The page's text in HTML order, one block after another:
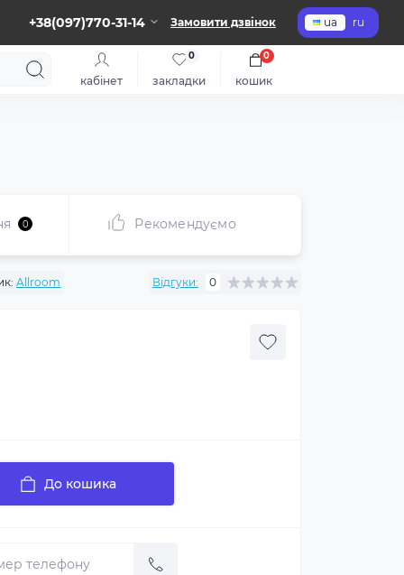
+38(097)770-31-14 Замовити дзвінок ua ru
кабінет закладки
0
кошик
0
0 Рекомендуємо
Allroom Відгуки: 0
До кошика